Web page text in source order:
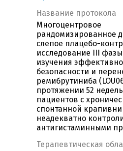
Название протокола
Многоцентровое
рандомизированное
слепое плацебо-
исследование III фазы
изучения
безопасности и
ремибрутиниба
протяжении 52
пациентов с
спонтанной
неадекватно
антигистаминными
Терапевтическая